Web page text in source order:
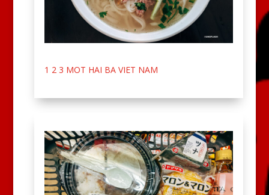
1 2 3 MOT HAI BA VIET NAM